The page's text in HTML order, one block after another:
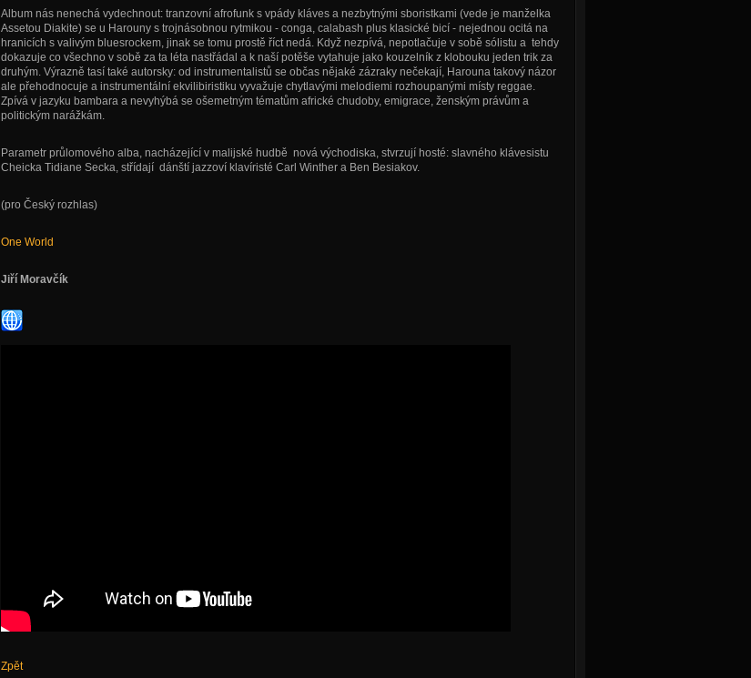
Album nás nenechá vydechnout: tranzovní afrofunk s vpády kláves a nezbytnými sboristkami (vede je manželka
Assetou Diakite) se u Harouny s trojnásobnou rytmikou - conga, calabash plus klasické bicí - nejednou ocitá na
hranicích s valivým bluesrockem, jinak se tomu prostě říct nedá. Když nezpívá, nepotlačuje v sobě sólistu a tehdy
dokazuje co všechno v sobě za ta léta nastřádal a k naší potěše vytahuje jako kouzelník z klobouku jeden trik za
druhým. Výrazně tasí také autorsky: od instrumentalistů se občas nějaké zázraky nečekají, Harouna takový názor
ale přehodnocuje a instrumentální ekvilibiristiku vyvažuje chytlavými melodiemi rozhoupanými místy reggae.
Zpívá v jazyku bambara a nevyhýbá se ošemetným tématům africké chudoby, emigrace, ženským právům a
politickým narážkám.
Parametr průlomového alba, nacházející v malijské hudbě nová východiska, stvrzují hosté: slavného klávesistu
Cheicka Tidiane Secka, střídají dánští jazzoví klavíristé Carl Winther a Ben Besiakov.
(pro Český rozhlas)
One World
Jiří Moravčík
Zpět